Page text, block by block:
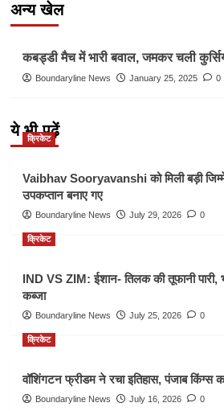
अन्य खेल
Other Sports
कबड्डी मैच में भारी बवाल, जमकर चली
Boundaryline News January 25, 2025 0
ये भी पढ़ें
क्रिकेट
Vaibhav Sooryavanshi को मिली बड़ी
उपकप्तान बनाए गए
Boundaryline News July 29, 2026 0
क्रिकेट
IND VS ZIM: ईशान- तिलक की तूफानी पारी,
कब्जा
Boundaryline News July 25, 2026 0
क्रिकेट
वॉशिंगटन फ्रीडम ने रचा इतिहास, पंजाब किंग्स
Boundaryline News July 16, 2026 0